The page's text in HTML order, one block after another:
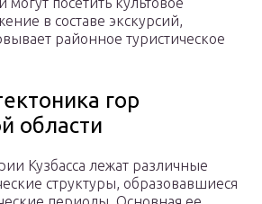
в составе экскурсий,
районное туристическое
гор
области
Кузбасса лежат различные
структуры, образовавшиеся